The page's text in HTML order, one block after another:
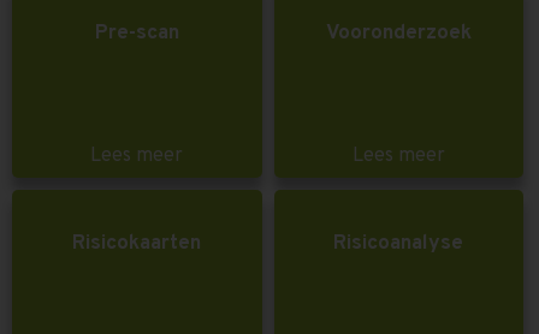
Pre-scan
Lees meer
Vooronderzoek
Lees meer
Risicokaarten Risicoanalyse